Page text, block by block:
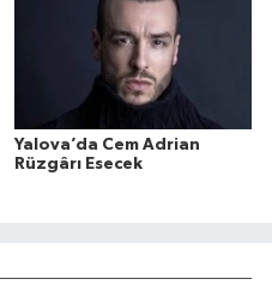
Yalova’da Cem Adrian
Rüzgârı Esecek